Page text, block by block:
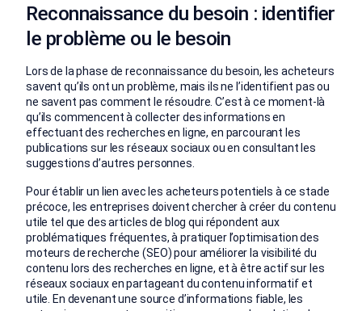
Reconnaissance du besoin : identifier
le problème ou le besoin
Lors de la phase de reconnaissance du besoin, les acheteurs
savent qu’ils ont un problème, mais ils ne l’identifient pas ou
ne savent pas comment le résoudre. C’est à ce moment-là
qu’ils commencent à collecter des informations en
effectuant des recherches en ligne, en parcourant les
publications sur les réseaux sociaux ou en consultant les
suggestions d’autres personnes.
Pour établir un lien avec les acheteurs potentiels à ce stade
précoce, les entreprises doivent chercher à créer du contenu
utile tel que des articles de blog qui répondent aux
problématiques fréquentes, à pratiquer l’optimisation des
moteurs de recherche (SEO) pour améliorer la visibilité du
contenu lors des recherches en ligne, et à être actif sur les
réseaux sociaux en partageant du contenu informatif et
utile. En devenant une source d’informations fiable, les